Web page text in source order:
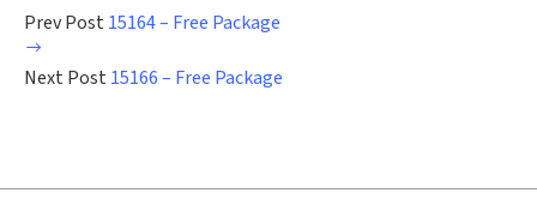
Prev Post 15164 – Free Package
Next Post 15166 – Free Package